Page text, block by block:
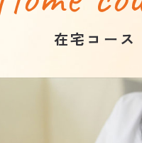
在宅コース